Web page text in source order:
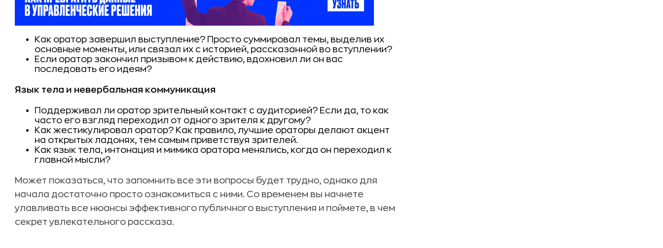
Как оратор завершил выступление? Просто суммировал темы, выделив их
основные моменты, или связал их с историей, рассказанной во вступлении?
Если оратор закончил призывом к действию, вдохновил ли он вас
последовать его идеям?
Язык тела и невербальная коммуникация
Поддерживал ли оратор зрительный контакт с аудиторией? Если да, то как
часто его взгляд переходил от одного зрителя к другому?
Как жестикулировал оратор? Как правило, лучшие ораторы делают акцент
на открытых ладонях, тем самым приветствуя зрителей.
Как язык тела, интонация и мимика оратора менялись, когда он переходил к
главной мысли?
Может показаться, что запомнить все эти вопросы будет трудно, однако для
начала достаточно просто ознакомиться с ними. Со временем вы начнете
улавливать все нюансы эффективного публичного выступления и поймете, в чем
секрет увлекательного рассказа.